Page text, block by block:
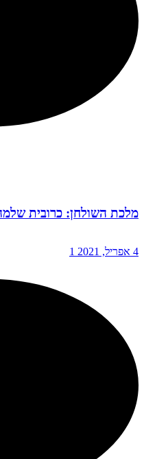
מלכת השולחן: כרובית
4 אפריל, 2021 1